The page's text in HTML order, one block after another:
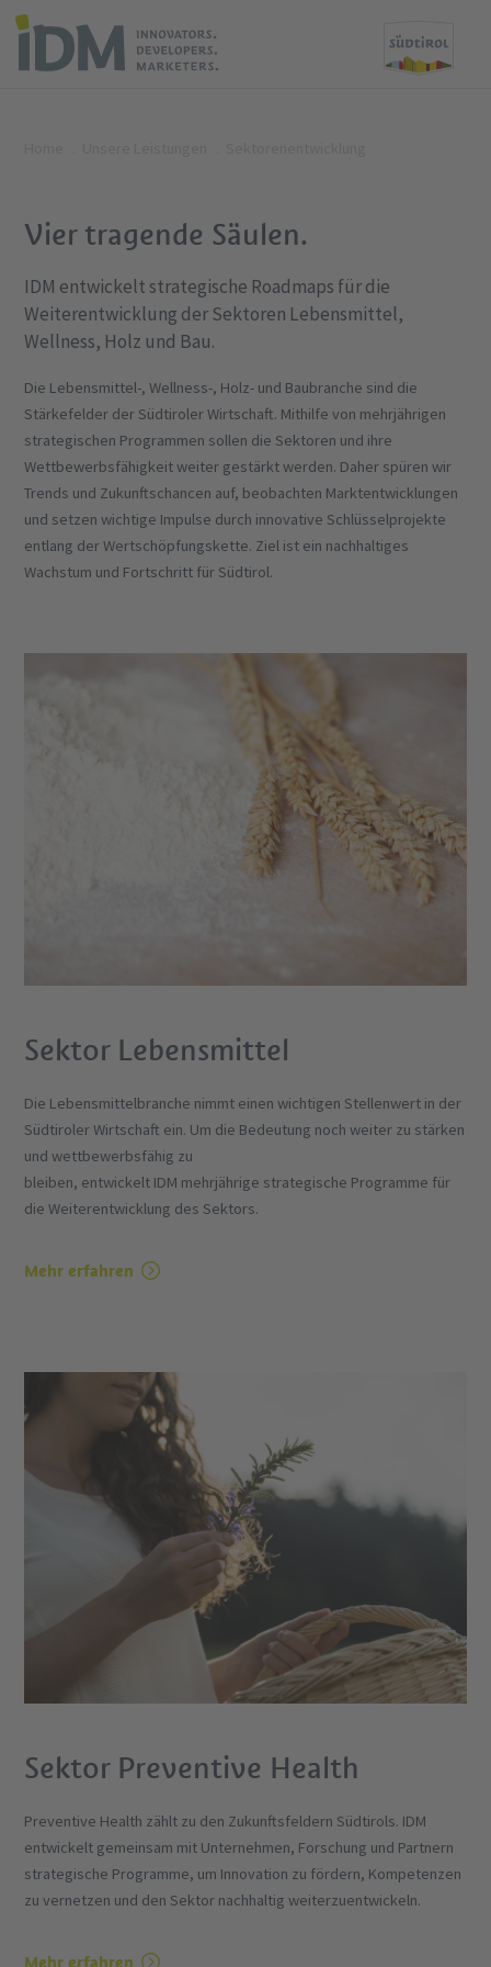
Vier tragende Säulen.
IDM entwickelt strategische Roadmaps für die
Weiterentwicklung der Sektoren Lebensmittel,
Wellness, Holz und Bau.
Die Lebensmittel-, Wellness-, Holz- und Baubranche sind die
Stärkefelder der Südtiroler Wirtschaft. Mithilfe von mehrjährigen
strategischen Programmen sollen die Sektoren und ihre
Wettbewerbsfähigkeit weiter gestärkt werden. Daher spüren wir
Trends und Zukunftschancen auf, beobachten Marktentwicklungen
und setzen wichtige Impulse durch innovative Schlüsselprojekte
entlang der Wertschöpfungskette. Ziel ist ein nachhaltiges
Wachstum und Fortschritt für Südtirol.
Sektor Lebensmittel
Die Lebensmittelbranche nimmt einen wichtigen Stellenwert in der
Südtiroler Wirtschaft ein. Um die Bedeutung noch weiter zu stärken
und wettbewerbsfähig zu
bleiben, entwickelt IDM mehrjährige strategische Programme für
die Weiterentwicklung des Sektors.
Mehr erfahren
Sektor Preventive Health
Preventive Health zählt zu den Zukunftsfeldern Südtirols. IDM
entwickelt gemeinsam mit Unternehmen, Forschung und Partnern
strategische Programme, um Innovation zu fördern, Kompetenzen
zu vernetzen und den Sektor nachhaltig weiterzuentwickeln.
Mehr erfahren